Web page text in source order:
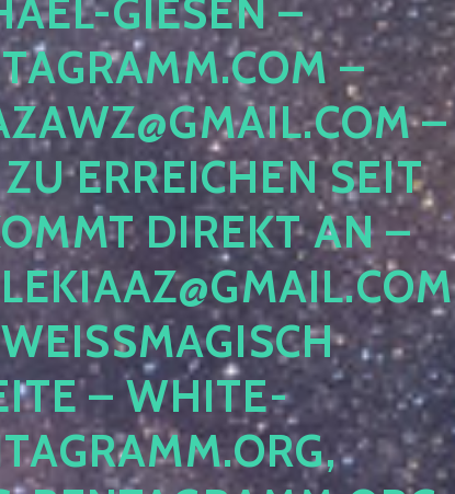
GIESEN –
–
–
ERREICHEN SEIT
DIREKT AN –
G
– WHITE-P
S